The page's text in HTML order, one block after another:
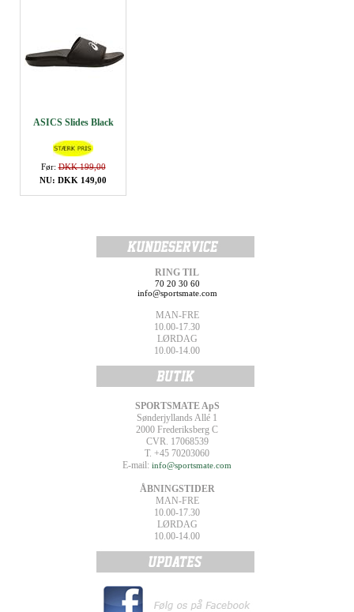
ASICS Slides Black
Før:DKK 199,00
NU: DKK 149,00
RING TIL
70 20 30 60
info@sportsmate.com
MAN-FRE
10.00-17.30
LØRDAG
10.00-14.00
SPORTSMATE ApS
Sønderjyllands Allé 1
2000 Frederiksberg C
CVR. 17068539
T. +45 70203060
E-mail: info@sportsmate.com
ÅBNINGSTIDER
MAN-FRE
10.00-17.30
LØRDAG
10.00-14.00